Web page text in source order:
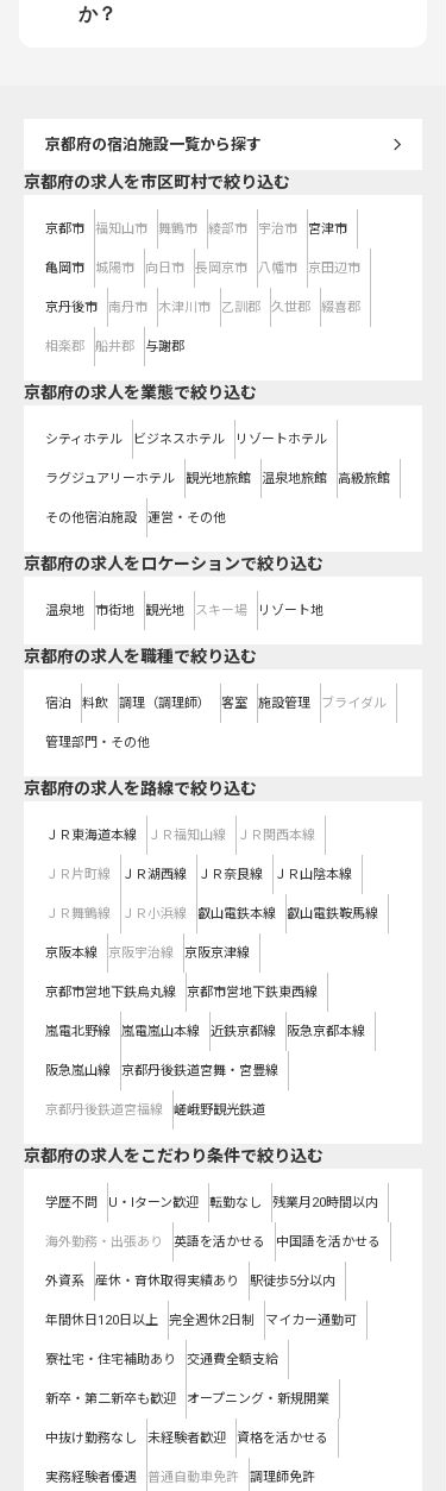
顔を届ける接客スキルを磨きません
か？
京都府の宿泊施設一覧から探す
京都府の求人を市区町村で絞り込む
京都市 福知山市 舞鶴市 綾部市 宇治市 宮津市
亀岡市 城陽市 向日市 長岡京市 八幡市 京田辺市
京丹後市 南丹市 木津川市 乙訓郡 久世郡 綴喜郡
相楽郡 船井郡 与謝郡
京都府の求人を業態で絞り込む
シティホテル ビジネスホテル リゾートホテル
ラグジュアリーホテル 観光地旅館 温泉地旅館 高級旅館
その他宿泊施設 運営・その他
京都府の求人をロケーションで絞り込む
温泉地 市街地 観光地 スキー場 リゾート地
京都府の求人を職種で絞り込む
宿泊 料飲 調理（調理師） 客室 施設管理 ブライダル
管理部門・その他
京都府の求人を路線で絞り込む
ＪＲ東海道本線 ＪＲ福知山線 ＪＲ関西本線
ＪＲ片町線 ＪＲ湖西線 ＪＲ奈良線 ＪＲ山陰本線
ＪＲ舞鶴線 ＪＲ小浜線 叡山電鉄本線 叡山電鉄鞍馬線
京阪本線 京阪宇治線 京阪京津線
京都市営地下鉄烏丸線 京都市営地下鉄東西線
嵐電北野線 嵐電嵐山本線 近鉄京都線 阪急京都本線
阪急嵐山線 京都丹後鉄道宮舞・宮豊線
京都丹後鉄道宮福線 嵯峨野観光鉄道
京都府の求人をこだわり条件で絞り込む
学歴不問 U・Iターン歓迎 転勤なし 残業月20時間以内
海外勤務・出張あり 英語を活かせる 中国語を活かせる
外資系 産休・育休取得実績あり 駅徒歩5分以内
年間休日120日以上 完全週休2日制 マイカー通勤可
寮社宅・住宅補助あり 交通費全額支給
新卒・第二新卒も歓迎 オープニング・新規開業
中抜け勤務なし 未経験者歓迎 資格を活かせる
実務経験者優遇 普通自動車免許 調理師免許